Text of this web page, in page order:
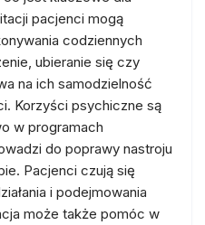
pacjenci mogą
codziennych
ubieranie się czy
na ich samodzielność
Korzyści psychiczne są
w programach
do poprawy nastroju
Pacjenci czują się
i podejmowania
może także pomóc w